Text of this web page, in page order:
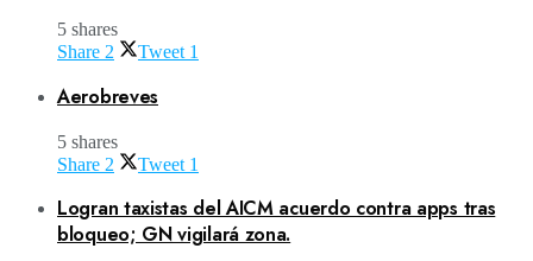
5 shares
Share 2 Tweet 1
Aerobreves
5 shares
Share 2 Tweet 1
Logran taxistas del AICM acuerdo contra apps tras
bloqueo; GN vigilará zona.